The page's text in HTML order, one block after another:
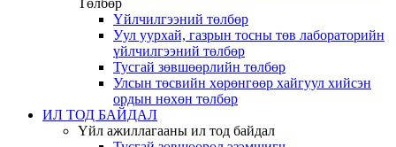
Төлбөр
Үйлчилгээний төлбөр
Уул уурхай, газрын тосны төв лабораторийн
үйлчилгээний төлбөр
Тусгай зөвшөөрлийн төлбөр
Улсын төсвийн хөрөнгөөр хайгуул хийсэн
ордын нөхөн төлбөр
ИЛ ТОД БАЙДАЛ
Үйл ажиллагааны ил тод байдал